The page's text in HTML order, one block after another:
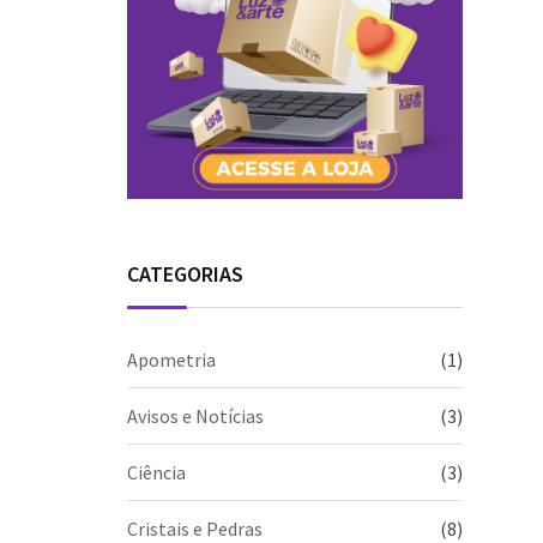
CATEGORIAS
Apometria (1)
Avisos e Notícias (3)
Ciência (3)
Cristais e Pedras (8)